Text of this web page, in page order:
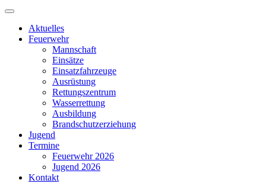
Aktuelles
Feuerwehr
Mannschaft
Einsätze
Einsatzfahrzeuge
Ausrüstung
Rettungszentrum
Wasserrettung
Ausbildung
Brandschutzerziehung
Jugend
Termine
Feuerwehr 2026
Jugend 2026
Kontakt